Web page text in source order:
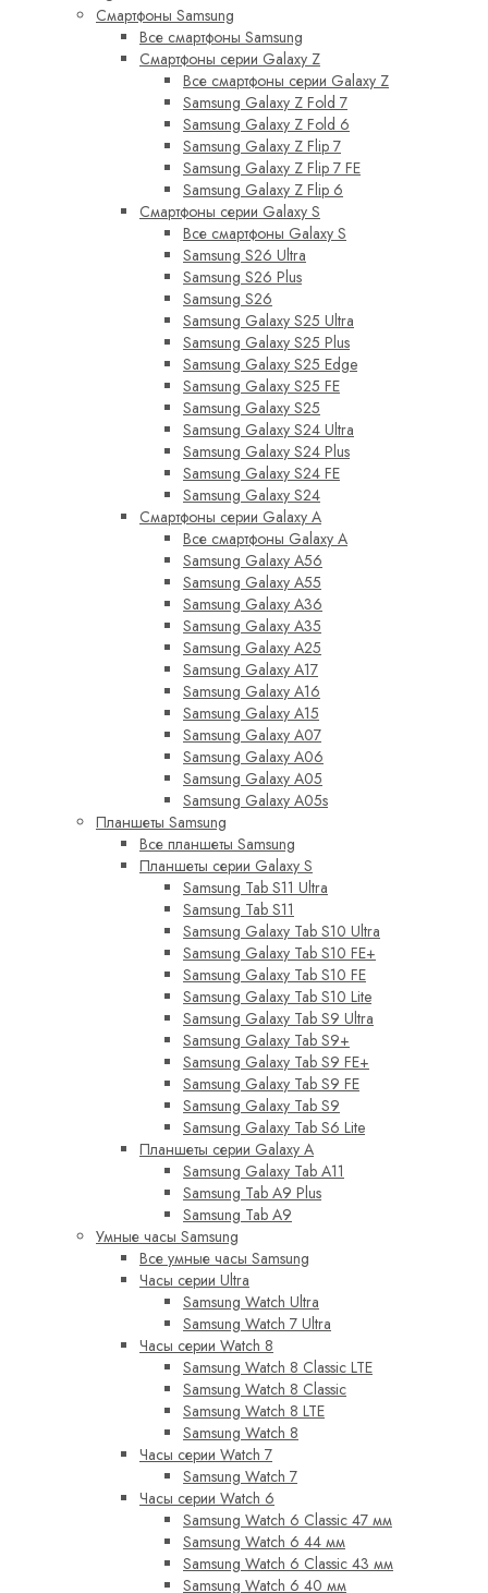
Смартфоны Samsung
Все смартфоны Samsung
Смартфоны серии Galaxy Z
Все смартфоны серии Galaxy Z
Samsung Galaxy Z Fold 7
Samsung Galaxy Z Fold 6
Samsung Galaxy Z Flip 7
Samsung Galaxy Z Flip 7 FE
Samsung Galaxy Z Flip 6
Смартфоны серии Galaxy S
Все смартфоны Galaxy S
Samsung S26 Ultra
Samsung S26 Plus
Samsung S26
Samsung Galaxy S25 Ultra
Samsung Galaxy S25 Plus
Samsung Galaxy S25 Edge
Samsung Galaxy S25 FE
Samsung Galaxy S25
Samsung Galaxy S24 Ultra
Samsung Galaxy S24 Plus
Samsung Galaxy S24 FE
Samsung Galaxy S24
Смартфоны серии Galaxy A
Все смартфоны Galaxy A
Samsung Galaxy A56
Samsung Galaxy A55
Samsung Galaxy A36
Samsung Galaxy A35
Samsung Galaxy A25
Samsung Galaxy A17
Samsung Galaxy A16
Samsung Galaxy A15
Samsung Galaxy A07
Samsung Galaxy A06
Samsung Galaxy A05
Samsung Galaxy A05s
Планшеты Samsung
Все планшеты Samsung
Планшеты серии Galaxy S
Samsung Tab S11 Ultra
Samsung Tab S11
Samsung Galaxy Tab S10 Ultra
Samsung Galaxy Tab S10 FE+
Samsung Galaxy Tab S10 FE
Samsung Galaxy Tab S10 Lite
Samsung Galaxy Tab S9 Ultra
Samsung Galaxy Tab S9+
Samsung Galaxy Tab S9 FE+
Samsung Galaxy Tab S9 FE
Samsung Galaxy Tab S9
Samsung Galaxy Tab S6 Lite
Планшеты серии Galaxy A
Samsung Galaxy Tab A11
Samsung Tab A9 Plus
Samsung Tab A9
Умные часы Samsung
Все умные часы Samsung
Часы серии Ultra
Samsung Watch Ultra
Samsung Watch 7 Ultra
Часы серии Watch 8
Samsung Watch 8 Classic LTE
Samsung Watch 8 Classic
Samsung Watch 8 LTE
Samsung Watch 8
Часы серии Watch 7
Samsung Watch 7
Часы серии Watch 6
Samsung Watch 6 Classic 47 мм
Samsung Watch 6 44 мм
Samsung Watch 6 Classic 43 мм
Samsung Watch 6 40 мм